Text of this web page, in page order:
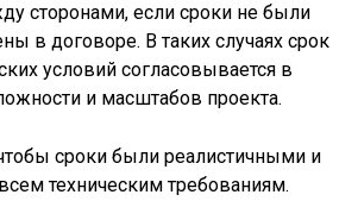
сторонами, если сроки не были
в договоре. В таких случаях срок
условий согласовывается в
и масштабов проекта.
сроки были реалистичными и
техническим требованиям.